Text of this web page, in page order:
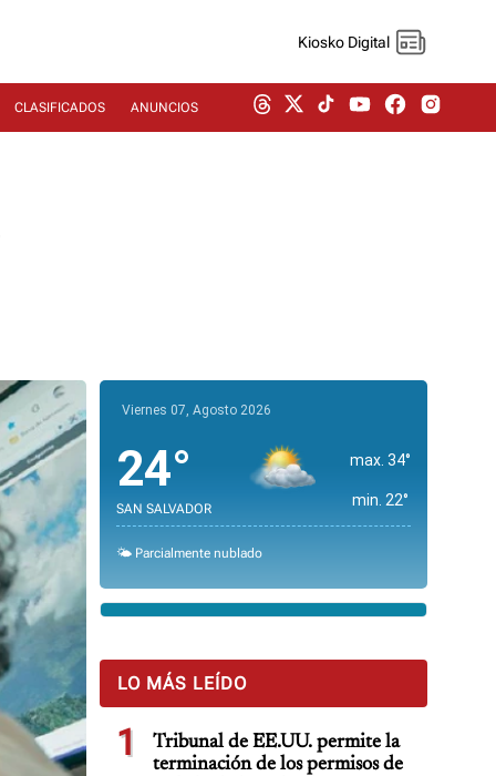
Kiosko Digital
CLASIFICADOS ANUNCIOS
Viernes 07, Agosto 2026
24°
SAN SALVADOR
max. 34°
min. 22°
🌤️ Parcialmente nublado
LO MÁS LEÍDO
1
Tribunal de EE.UU. permite la
terminación de los permisos de